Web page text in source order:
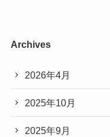
Archives
2026年4月
2025年10月
2025年9月